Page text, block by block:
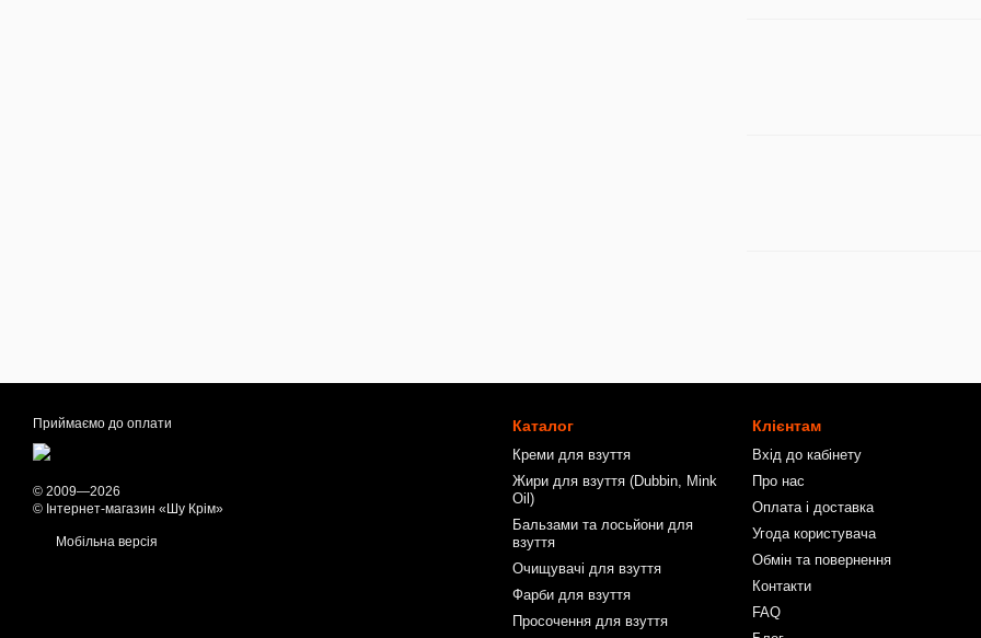
Приймаємо до оплати
© 2009—2026
© Інтернет-магазин «Шу Крім»
Мобільна версія
Каталог
Креми для взуття
Жири для взуття (Dubbin, Mink
Oil)
Бальзами та лосьйони для
взуття
Очищувачі для взуття
Фарби для взуття
Просочення для взуття
Клієнтам
Вхід до кабінету
Про нас
Оплата і доставка
Угода користувача
Обмін та повернення
Контакти
FAQ